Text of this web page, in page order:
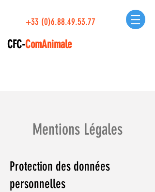
+33 (0)6.88.49.53.77
CFC-ComAnimale
Mentions Légales
Protection des données
personnelles